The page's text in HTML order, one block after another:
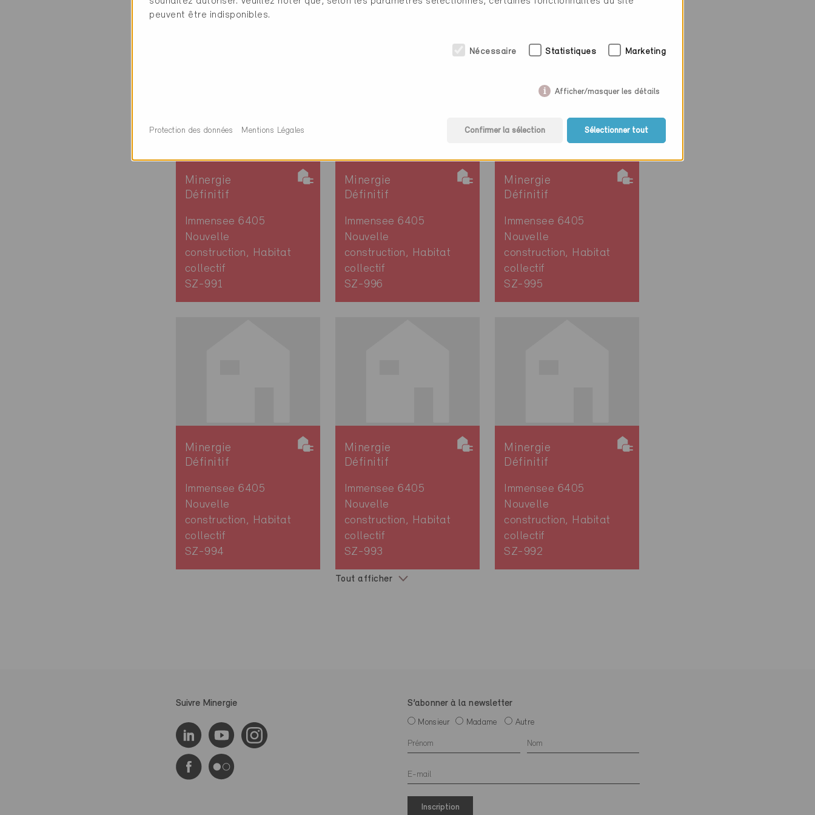
SZ-985
Minergie
Définitif
Immensee 6405
Nouvelle
construction, Habitat
collectif
SZ-991
Minergie
Définitif
Immensee 6405
Nouvelle
construction, Habitat
collectif
SZ-996
Minergie
Définitif
Immensee 6405
Nouvelle
construction, Habitat
collectif
SZ-995
Minergie
Définitif
Immensee 6405
Nouvelle
construction, Habitat
collectif
SZ-994
Minergie
Définitif
Immensee 6405
Nouvelle
construction, Habitat
collectif
SZ-993
Minergie
Définitif
Immensee 6405
Nouvelle
construction, Habitat
collectif
SZ-992
Tout afficher
Suivre Minergie S’abonner à la newsletter
Monsieur Madame Autre
Inscription
peuvent être indisponibles.
Nécessaire Statistiques Marketing
Afficher/masquer les détails
Confirmer la sélection Sélectionner tout
Protection des données Mentions Légales